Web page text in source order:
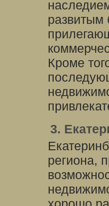
развитым
Кроме
3.
региона,